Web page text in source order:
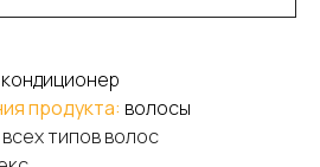
кондиционер
продукта: волосы
типов волос